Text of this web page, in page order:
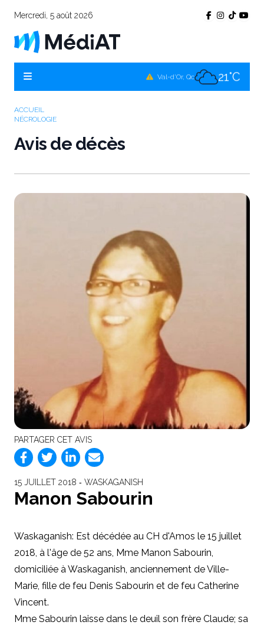
Mercredi, 5 août 2026
Val-d'Or, Qc 21°C
ACCUEIL
NÉCROLOGIE
Avis de décès
PARTAGER CET AVIS
15 JUILLET 2018 ‐ WASKAGANISH
Manon Sabourin
Waskaganish: Est décédée au CH d'Amos le 15 juillet
2018, à l'âge de 52 ans, Mme Manon Sabourin,
domiciliée à Waskaganish, anciennement de Ville-
Marie, fille de feu Denis Sabourin et de feu Catherine
Vincent.
Mme Sabourin laisse dans le deuil son frère Claude; sa